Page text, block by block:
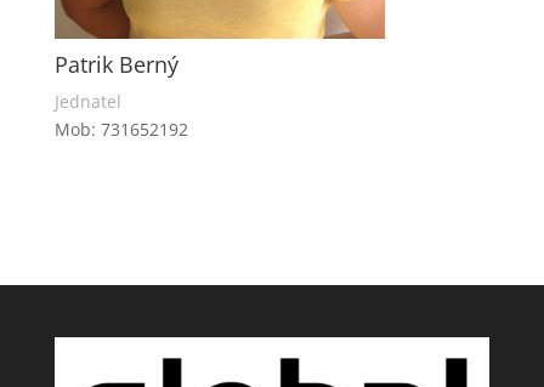
Patrik Berný
Jednatel
Mob: 731652192